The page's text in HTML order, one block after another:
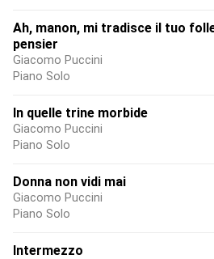
Ah, manon, mi tradisce il tuo
pensier
Giacomo Puccini
Piano Solo
In quelle trine morbide
Giacomo Puccini
Piano Solo
Donna non vidi mai
Giacomo Puccini
Piano Solo
Intermezzo